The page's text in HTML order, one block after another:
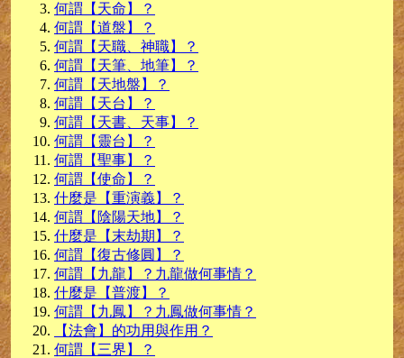
何謂【天命】？
何謂【道盤】？
何謂【天職、神職】？
何謂【天筆、地筆】？
何謂【天地盤】？
何謂【天台】？
何謂【天書、天事】？
何謂【靈台】？
何謂【聖事】？
何謂【使命】？
什麼是【重演義】？
何謂【陰陽天地】？
什麼是【末劫期】？
何謂【復古修圓】？
何謂【九龍】？九龍做何事情？
什麼是【普渡】？
何謂【九鳳】？九鳳做何事情？
【法會】的功用與作用？
何謂【三界】？